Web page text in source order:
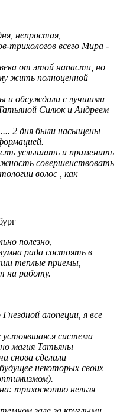
непростая,
трихологов всего Мира -
от этой напасти, но
жить полноценной
и обсуждали с лучшими
Силюк и Андреем
2 дня были насыщены
услышать и применить
совершенствовать
волос , как
полезно,
рада состоять в
теплые приемы,
на работу.️
алопеции, я все
устоявшаяся система
магия Татьяны
снова сделали
некоторых своих
трихоскопию нельзя